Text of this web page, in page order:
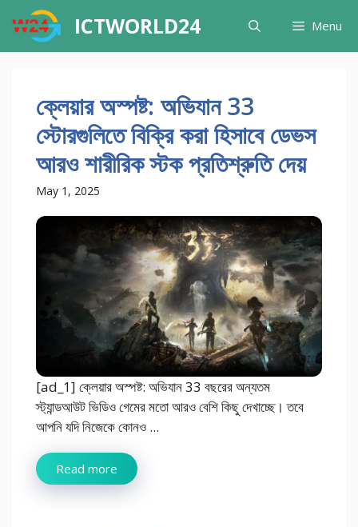
content
ICTWORLD24 Menu
ক্লেয়ার অস্পষ্ট: অভিযান 33
স্টোরগুলিতে বিক্রি করা হিসাবে ডেভস
আরও শারীরিক স্টক প্রতিশ্রুতি দেয়
May 1, 2025
[ad_1] ক্লেয়ার অস্পষ্ট: অভিযান 33 বছরের অন্যতম
স্ট্যান্ডআউট ভিডিও গেমের মতো আরও বেশি কিছু দেখাচ্ছে। তবে
আপনি যদি নিজেকে কোনও ...
Read more